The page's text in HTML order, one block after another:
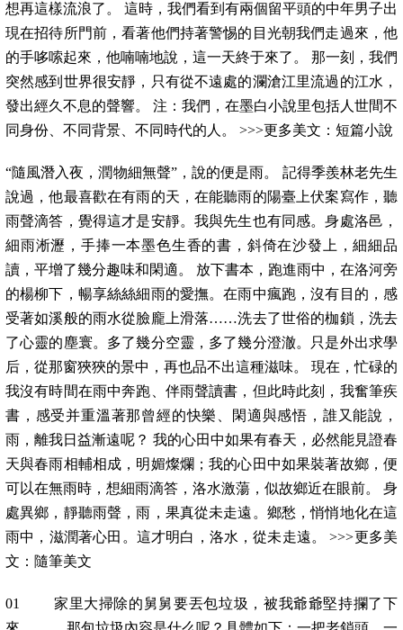
想再這樣流浪了。 這時，我們看到有兩個留平頭的中年男子出
現在招待所門前，看著他們持著警惕的目光朝我們走過來，他
的手哆嗦起來，他喃喃地說，這一天終于來了。 那一刻，我們
突然感到世界很安靜，只有從不遠處的瀾滄江里流過的江水，
發出經久不息的聲響。 注：我們，在墨白小說里包括人世間不
同身份、不同背景、不同時代的人。 >>>更多美文：短篇小說
“隨風潛入夜，潤物細無聲”，說的便是雨。 記得季羨林老先生
說過，他最喜歡在有雨的天，在能聽雨的陽臺上伏案寫作，聽
雨聲滴答，覺得這才是安靜。我與先生也有同感。身處洛邑，
細雨淅瀝，手捧一本墨色生香的書，斜倚在沙發上，細細品
讀，平增了幾分趣味和閑適。 放下書本，跑進雨中，在洛河旁
的楊柳下，暢享絲絲細雨的愛撫。在雨中瘋跑，沒有目的，感
受著如溪般的雨水從臉龐上滑落……洗去了世俗的枷鎖，洗去
了心靈的塵寰。多了幾分空靈，多了幾分澄澈。只是外出求學
后，從那窗狹狹的景中，再也品不出這種滋味。 現在，忙碌的
我沒有時間在雨中奔跑、伴雨聲讀書，但此時此刻，我奮筆疾
書，感受并重溫著那曾經的快樂、閑適與感悟，誰又能說，
雨，離我日益漸遠呢？ 我的心田中如果有春天，必然能見證春
天與春雨相輔相成，明媚燦爛；我的心田中如果裝著故鄉，便
可以在無雨時，想細雨滴答，洛水激蕩，似故鄉近在眼前。 身
處異鄉，靜聽雨聲，雨，果真從未走遠。鄉愁，悄悄地化在這
雨中，滋潤著心田。這才明白，洛水，從未走遠。 >>>更多美
文：隨筆美文
01 家里大掃除的舅舅要丟包垃圾，被我爺爺堅持攔了下